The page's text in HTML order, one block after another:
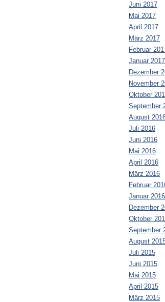
Juni 2017
Mai 2017
April 2017
März 2017
Februar
Januar 2017
Dezember
November
Oktober
September
August
Juli 2016
Juni 2016
Mai 2016
April 2016
März 2016
Februar
Januar 2016
Dezember
Oktober
September
August
Juli 2015
Juni 2015
Mai 2015
April 2015
März 2015